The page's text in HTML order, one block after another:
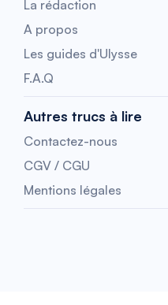
La rédaction
A propos
Les guides d'Ulysse
F.A.Q
Autres trucs à lire
Contactez-nous
CGV / CGU
Mentions légales